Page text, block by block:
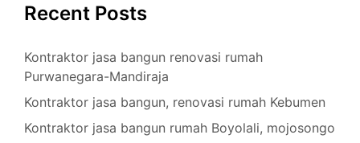
Recent Posts
Kontraktor jasa bangun renovasi rumah
Purwanegara-Mandiraja
Kontraktor jasa bangun, renovasi rumah Kebumen
Kontraktor jasa bangun rumah Boyolali, mojosongo